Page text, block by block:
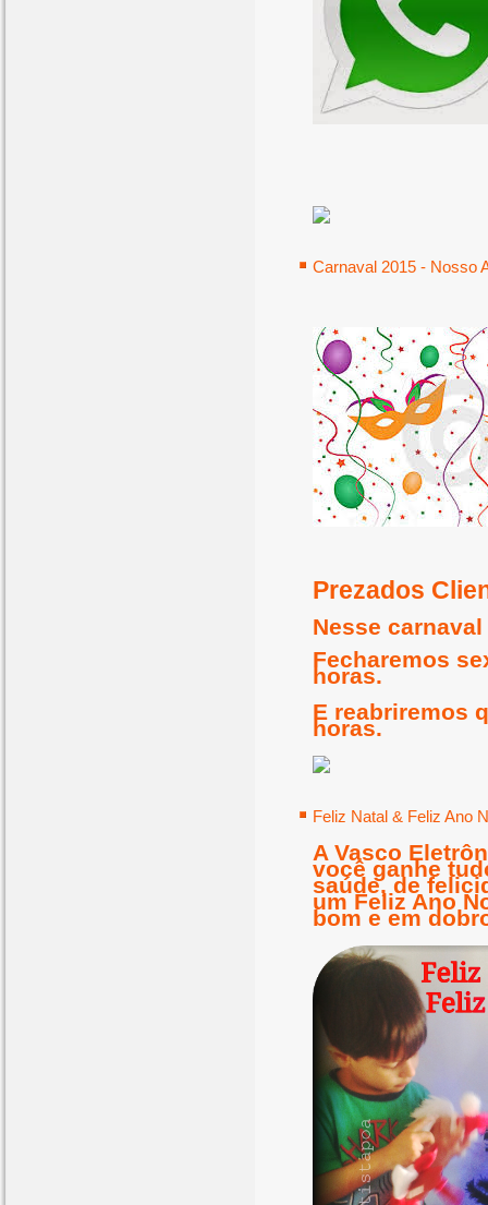
Carnaval 2015 - Nosso
Prezados
Nesse carnaval
Fecharemos
horas.
E reabriremos
horas.
Feliz Natal & Feliz Ano
A Vasco
você ganhe
saúde, de
um Feliz Ano
bom e em